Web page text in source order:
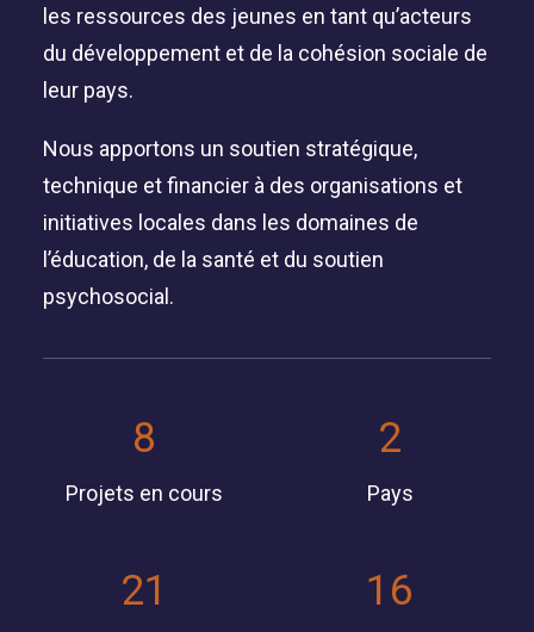
les ressources des jeunes en tant qu’acteurs
du développement et de la cohésion sociale de
leur pays.
Nous apportons un soutien stratégique,
technique et financier à des organisations et
initiatives locales dans les domaines de
l’éducation, de la santé et du soutien
psychosocial.
8
Projets en cours
2
Pays
21 16